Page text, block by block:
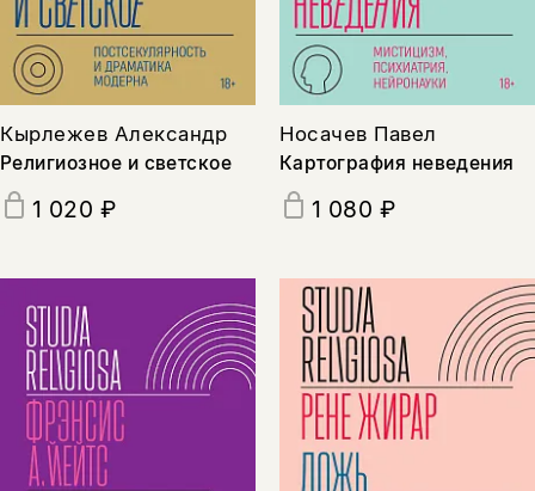
Кырлежев Александр
Религиозное и светское
1 020 ₽
Носачев Павел
Картография неведения
1 080 ₽